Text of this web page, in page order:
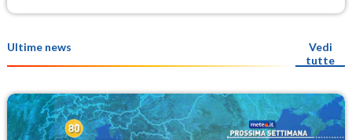
Ultime news
Vedi
tutte